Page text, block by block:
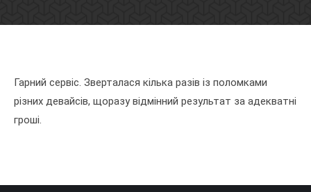
Гарний сервіс. Зверталася кілька разів із поломками
різних девайсів, щоразу відмінний результат за адекватні
гроші.